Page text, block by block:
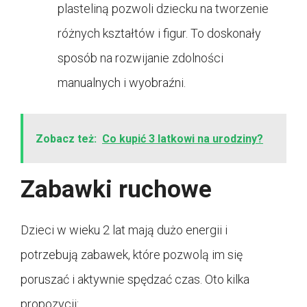
plasteliną pozwoli dziecku na tworzenie
różnych kształtów i figur. To doskonały
sposób na rozwijanie zdolności
manualnych i wyobraźni.
Zobacz też: Co kupić 3 latkowi na urodziny?
Zabawki ruchowe
Dzieci w wieku 2 lat mają dużo energii i
potrzebują zabawek, które pozwolą im się
poruszać i aktywnie spędzać czas. Oto kilka
propozycji: